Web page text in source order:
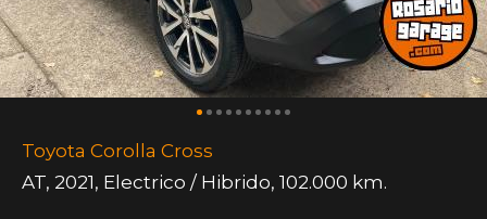
Toyota Corolla Cross
AT, 2021, Electrico / Hibrido, 102.000 km.